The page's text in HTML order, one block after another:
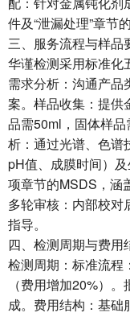
件及“泄漏处理”章节
三、服务流程与样品
华谨检测采用标准化
需求分析‌：沟通产品
案。‌样品收集‌：提供
品需50ml，固体样
析‌：通过光谱、色谱
pH值、成膜时间）
项章节的MSDS，涵
多轮审核‌：内部校对
指导。
四、检测周期与费用
检测周期‌：标准流程
（费用增加20%）
成。‌费用结构‌：基础